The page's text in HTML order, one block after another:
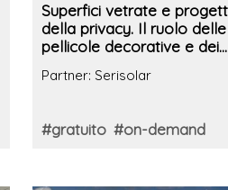
Superfici vetrate e
della privacy. Il ruolo delle
pellicole decorative e dei
Partner: Serisolar
#gratuito #on-demand